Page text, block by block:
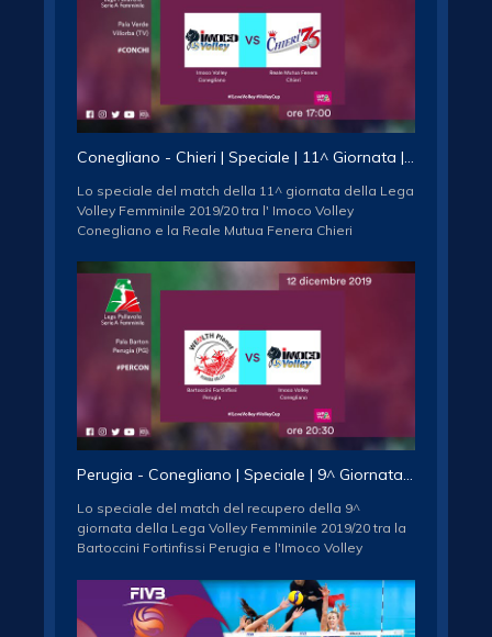
http://www.youtube.com/subscription_center?
add_user=legavolleyAF
Seguici sui social network / follow us
http://www.facebook.com/legavolleyfemminile/
TWITTER: http://www.twitter.com/legavolleyfem/
INSTAGRAM:
http://www.instagram.com/legavolleyfemminile/
Lo speciale del match della 11^ giornata della Lega
Volley Femminile 2019/20 tra l' Imoco Volley
Conegliano e la Reale Mutua Fenera Chieri
A Femminile / Subscribe to the official Female Italian
Volleyball League Association channel
http://www.youtube.com/subscription_center?
add_user=legavolleyAF
Seguici sui social network / follow us
FACEBOOK:
http://www.facebook.com/legavolleyfemminile/
TWITTER: http://www.twitter.com/legavolleyfem/
INSTAGRAM:
http://www.instagram.com/legavolleyfemminile/
Perugia - Conegliano | Speciale | 9^ Giornata | Lega Volley Femminile 2019/20
Lo speciale del match del recupero della 9^
giornata della Lega Volley Femminile 2019/20 tra la
Bartoccini Fortinfissi Perugia e l'Imoco Volley
Iscriviti al canale ufficiale della Lega Pallavolo Serie
A Femminile / Subscribe to the official Female Italian